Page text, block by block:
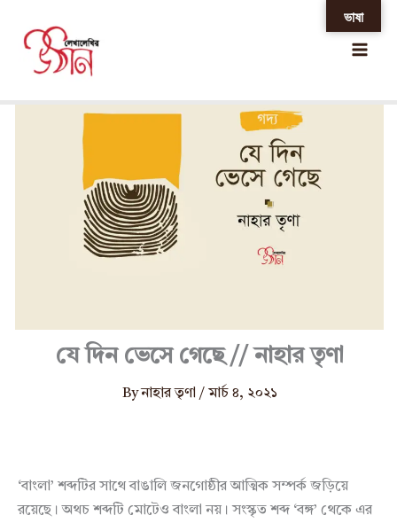
content
যে দিন ভেসে গেছে // নাহার তৃণা
Byনাহার তৃণা / মার্চ ৪, ২০২১
‘বাংলা’ শব্দটির সাথে বাঙালি জনগোষ্ঠীর আত্মিক সম্পর্ক জড়িয়ে
রয়েছে। অথচ শব্দটি মোটেও বাংলা নয়। সংস্কৃত শব্দ ‘বঙ্গ’ থেকে এর
ভাষা